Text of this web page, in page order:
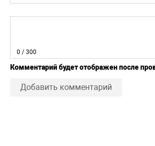
0 / 300
Комментарий будет отображен после
Добавить комментарий